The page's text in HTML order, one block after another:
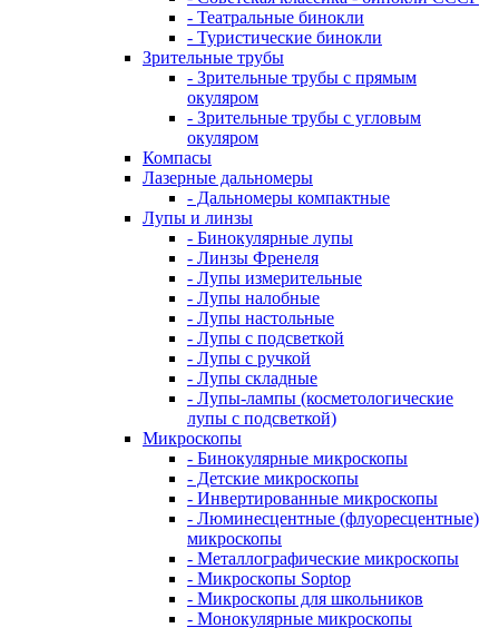
- Театральные бинокли
- Туристические бинокли
Зрительные трубы
- Зрительные трубы с прямым
окуляром
- Зрительные трубы с угловым
окуляром
Компасы
Лазерные дальномеры
- Дальномеры компактные
Лупы и линзы
- Бинокулярные лупы
- Линзы Френеля
- Лупы измерительные
- Лупы налобные
- Лупы настольные
- Лупы с подсветкой
- Лупы с ручкой
- Лупы складные
- Лупы-лампы (косметологические
лупы с подсветкой)
Микроскопы
- Бинокулярные микроскопы
- Детские микроскопы
- Инвертированные микроскопы
- Люминесцентные (флуоресцентные)
микроскопы
- Металлографические микроскопы
- Микроскопы Soptop
- Микроскопы для школьников
- Монокулярные микроскопы